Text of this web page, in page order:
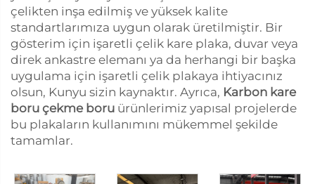
çelikten inşa edilmiş ve yüksek kalite
standartlarımıza uygun olarak üretilmiştir. Bir
gösterim için işaretli çelik kare plaka, duvar veya
direk ankastre elemanı ya da herhangi bir başka
uygulama için işaretli çelik plakaya ihtiyacınız
olsun, Kunyu sizin kaynaktır. Ayrıca, Karbon kare
boru çekme boru ürünlerimiz yapısal projelerde
bu plakaların kullanımını mükemmel şekilde
tamamlar.